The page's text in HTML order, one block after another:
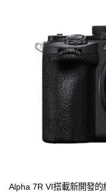
Alpha 7R VI搭載新開發的